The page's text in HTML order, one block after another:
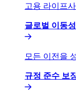
고용 라이프
글로벌 이동성​​
모든 이전을
규정 준수 보